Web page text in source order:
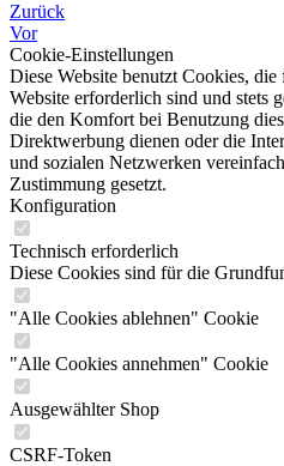
Zurück
Vor
Cookie-Einstellungen
Diese Website benutzt Cookies,
Website erforderlich sind und stets
die den Komfort bei Benutzung
Direktwerbung dienen oder die
und sozialen Netzwerken
Zustimmung gesetzt.
Konfiguration
Technisch erforderlich
Diese Cookies sind für die
"Alle Cookies ablehnen" Cookie
"Alle Cookies annehmen" Cookie
Ausgewählter Shop
CSRF-Token